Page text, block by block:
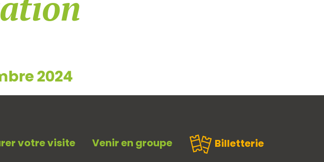
2024
votre visite Venir en groupe Billetterie